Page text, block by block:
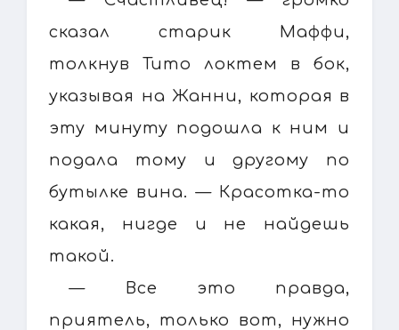
сказал старик Маффи,
толкнув Тито локтем в бок,
указывая на Жанни, которая в
эту минуту подошла к ним и
подала тому и другому по
бутылке вина. — Красотка-то
какая, нигде и не найдешь
такой.
— Все это правда,
приятель, только вот, нужно